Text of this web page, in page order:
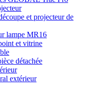
et projecteur de
lampe MR16
et vitrine
détachée
extérieur